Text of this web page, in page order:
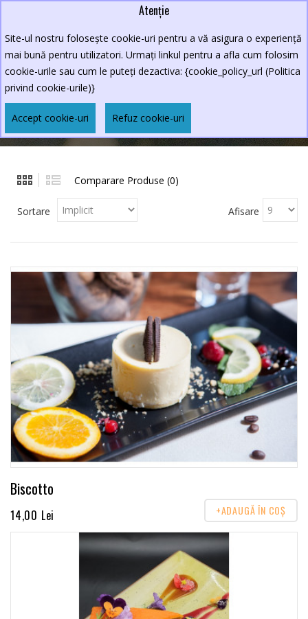
Atenție
Site-ul nostru folosește cookie-uri pentru a vă asigura o experiență
mai bună pentru utilizatori. Urmați linkul pentru a afla cum folosim
cookie-urile sau cum le puteți dezactiva: {cookie_policy_url (Politica
privind cookie-urile)}
Accept cookie-uri Refuz cookie-uri
0264.590213
New Croco
DESERT
Comparare Produse (0)
Sortare Afisare
Biscotto
14,00 Lei +ADAUGĂ ÎN COŞ